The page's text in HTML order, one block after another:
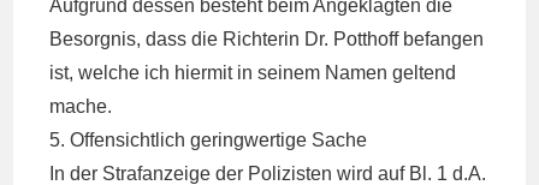
Aufgrund dessen besteht beim Angeklagten die
Besorgnis, dass die Richterin Dr. Potthoff befangen
ist, welche ich hiermit in seinem Namen geltend
mache.
5. Offensichtlich geringwertige Sache
In der Strafanzeige der Polizisten wird auf Bl. 1 d.A.